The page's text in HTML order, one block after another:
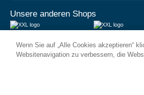
Unsere anderen Shops
6 Rue des Bateliers
92110 Clichy | France
Vrijheidweg 34
1521RR
Wenn Sie auf „Alle Cookies akzeptieren“
Websitenavigation zu verbessern, die